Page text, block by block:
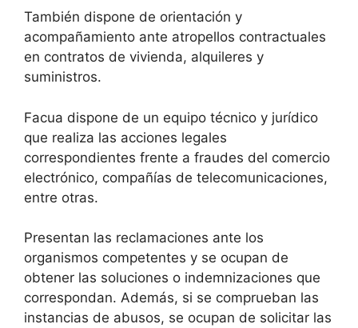
También dispone de orientación y
acompañamiento ante atropellos contractuales
en contratos de vivienda, alquileres y
suministros.
Facua dispone de un equipo técnico y jurídico
que realiza las acciones legales
correspondientes frente a fraudes del comercio
electrónico, compañías de telecomunicaciones,
entre otras.
Presentan las reclamaciones ante los
organismos competentes y se ocupan de
obtener las soluciones o indemnizaciones que
correspondan. Además, si se comprueban las
instancias de abusos, se ocupan de solicitar las